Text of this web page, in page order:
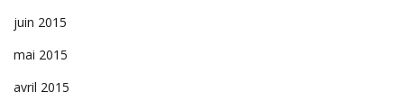
juin 2015
mai 2015
avril 2015